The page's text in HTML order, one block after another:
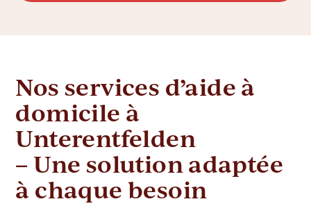
Nos services d’aide à
domicile à
Unterentfelden
– Une solution adaptée
à chaque besoin